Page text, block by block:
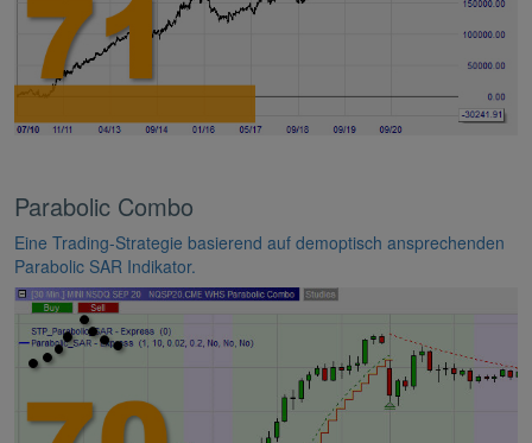
Parabolic Combo
Eine Trading-Strategie basierend auf demoptisch ansprechenden
Parabolic SAR Indikator.